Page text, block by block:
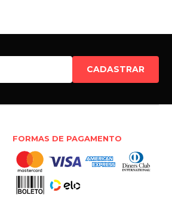
CADASTRAR
FORMAS DE PAGAMENTO